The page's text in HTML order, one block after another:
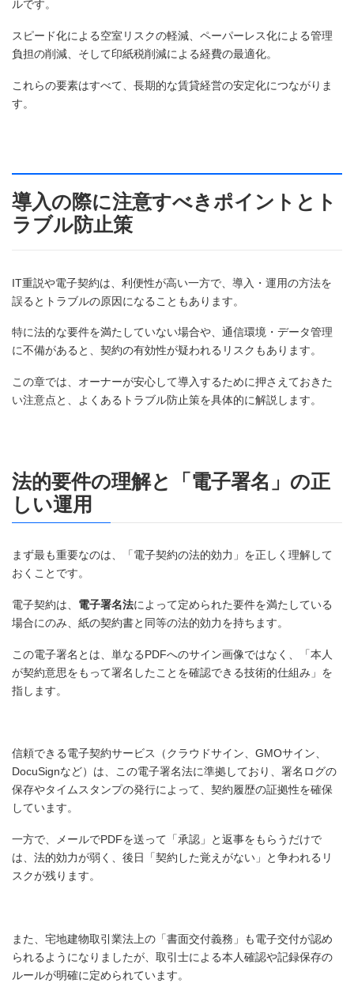
ルです。
スピード化による空室リスクの軽減、ペーパーレス化による管理
負担の削減、そして印紙税削減による経費の最適化。
これらの要素はすべて、長期的な賃貸経営の安定化につながりま
す。
導入の際に注意すべきポイントとト
ラブル防止策
IT重説や電子契約は、利便性が高い一方で、導入・運用の方法を
誤るとトラブルの原因になることもあります。
特に法的な要件を満たしていない場合や、通信環境・データ管理
に不備があると、契約の有効性が疑われるリスクもあります。
この章では、オーナーが安心して導入するために押さえておきた
い注意点と、よくあるトラブル防止策を具体的に解説します。
法的要件の理解と「電子署名」の正
しい運用
まず最も重要なのは、「電子契約の法的効力」を正しく理解して
おくことです。
電子契約は、 電子署名法によって定められた要件を満たしている
場合にのみ、紙の契約書と同等の法的効力を持ちます。
この電子署名とは、単なるPDFへのサイン画像ではなく、「本人
が契約意思をもって署名したことを確認できる技術的仕組み」を
指します。
信頼できる電子契約サービス（クラウドサイン、GMOサイン、
DocuSignなど）は、この電子署名法に準拠しており、署名ログの
保存やタイムスタンプの発行によって、契約履歴の証拠性を確保
しています。
一方で、メールでPDFを送って「承認」と返事をもらうだけで
は、法的効力が弱く、後日「契約した覚えがない」と争われるリ
スクが残ります。
また、宅地建物取引業法上の「書面交付義務」も電子交付が認め
られるようになりましたが、取引士による本人確認や記録保存の
ルールが明確に定められています。